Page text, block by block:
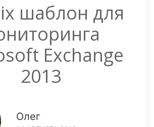
шаблон для
Exchange
2013
Олег